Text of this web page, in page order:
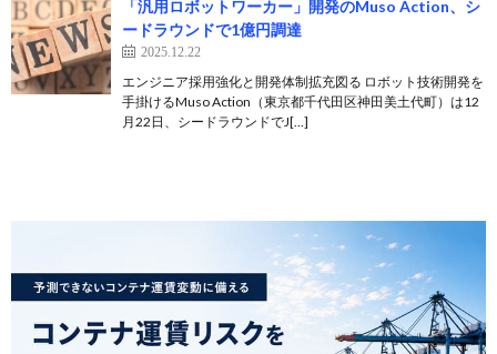
「汎用ロボットワーカー」開発のMuso Action、シ
ードラウンドで1億円調達
2025.12.22
エンジニア採用強化と開発体制拡充図る ロボット技術開発を
手掛けるMuso Action（東京都千代田区神田美土代町）は12
月22日、シードラウンドでJ[…]